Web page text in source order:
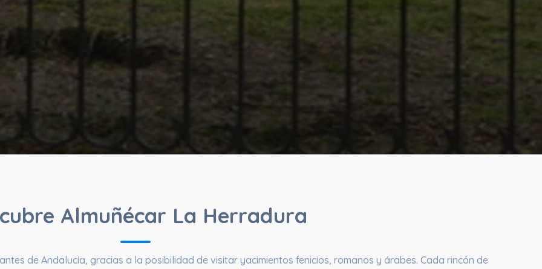
Almuñécar La Herradura
de Andalucía, gracias a la posibilidad de visitar yacimientos fenicios, romanos y árabes. Cada rincón de